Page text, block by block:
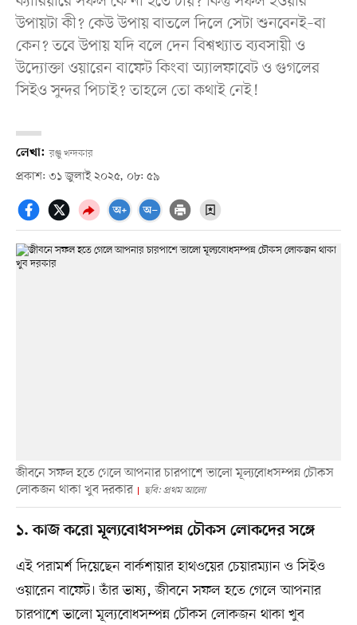
উপায়টা কী? কেউ উপায় বাতলে দিলে সেটা শুনবেনই–বা
কেন? তবে উপায় যদি বলে দেন বিশ্বখ্যাত ব্যবসায়ী ও
উদ্যোক্তা ওয়ারেন বাফেট কিংবা অ্যালফাবেট ও গুগলের
সিইও সুন্দর পিচাই? তাহলে তো কথাই নেই!
লেখা: রঞ্জু খন্দকার
প্রকাশ: ৩১ জুলাই ২০২৫, ০৮: ৫৯
জীবনে সফল হতে গেলে আপনার চারপাশে ভালো মূল্যবোধসম্পন্ন চৌকস
লোকজন থাকা খুব দরকার
ছবি: প্রথম আলো
১. কাজ করো মূল্যবোধসম্পন্ন চৌকস লোকদের সঙ্গে
এই পরামর্শ দিয়েছেন বার্কশায়ার হাথওয়ের চেয়ারম্যান ও সিইও
ওয়ারেন বাফেট। তাঁর ভাষ্য, জীবনে সফল হতে গেলে আপনার
চারপাশে ভালো মূল্যবোধসম্পন্ন চৌকস লোকজন থাকা খুব